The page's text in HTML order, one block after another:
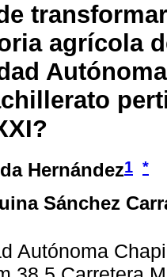
agrícola
Hernández1 *
Sánchez
Autónoma